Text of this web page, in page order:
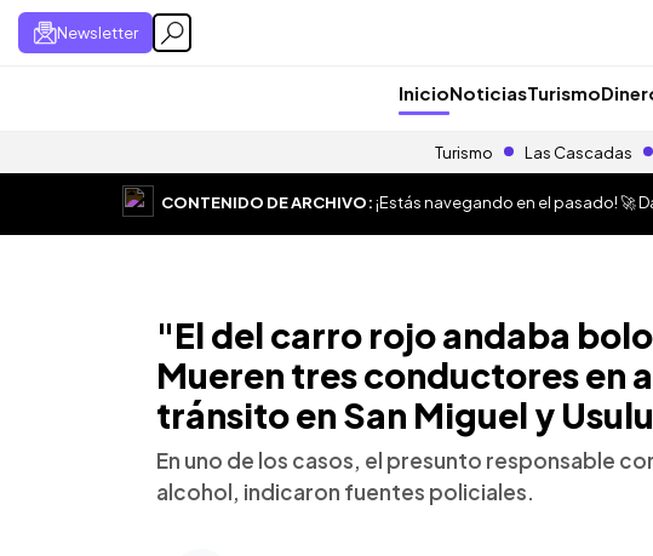
Newsletter
InicioNoticiasTurismo
Turismo Las Cascadas
CONTENIDO DE ARCHIVO:¡Estás navegando en el pasado! 🚀
"El del carro rojo andaba
Mueren tres conductores en
tránsito en San Miguel y
En uno de los casos, el presunto responsable
alcohol, indicaron fuentes policiales.